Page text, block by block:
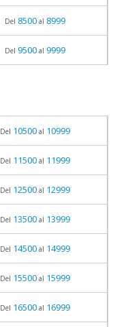
Del 8500al 8999
Del 9500al 9999
Del 10500al 10999
Del 11500al 11999
Del 12500al 12999
Del 13500al 13999
Del 14500al 14999
Del 15500al 15999
Del 16500al 16999